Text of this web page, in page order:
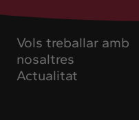
Vols treballar amb
nosaltres
Actualitat